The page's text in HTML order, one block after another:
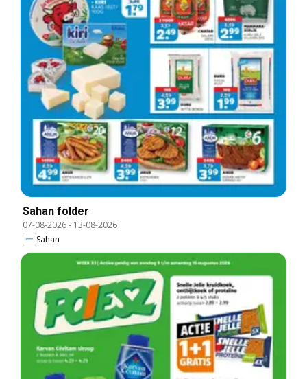
Sahan folder
07-08-2026- 13-08-2026
Sahan